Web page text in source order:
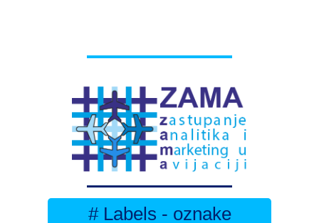
# Labels - oznake